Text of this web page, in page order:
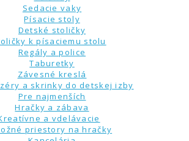
Sedacie vaky
Písacie stoly
Detské stoličky
k písaciemu stolu
Regály a police
Taburetky
Závesné kreslá
a skrinky do detskej izby
Pre najmenších
Hračky a zábava
a vdelávacie
priestory na hračky